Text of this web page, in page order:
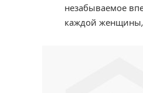
незабываемое
каждой женщины,